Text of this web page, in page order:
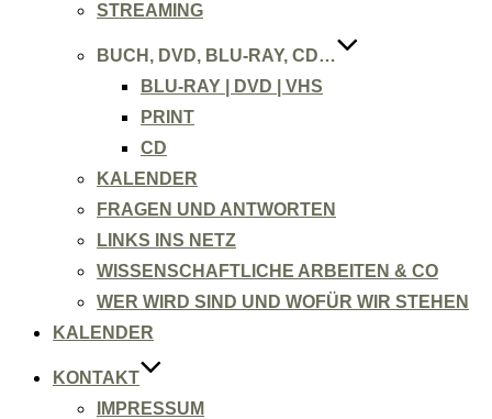
STREAMING
BUCH, DVD, BLU-RAY, CD…
BLU-RAY | DVD | VHS
PRINT
CD
KALENDER
FRAGEN UND ANTWORTEN
LINKS INS NETZ
WISSENSCHAFTLICHE ARBEITEN & CO
WER WIRD SIND UND WOFÜR WIR STEHEN
KALENDER
KONTAKT
IMPRESSUM